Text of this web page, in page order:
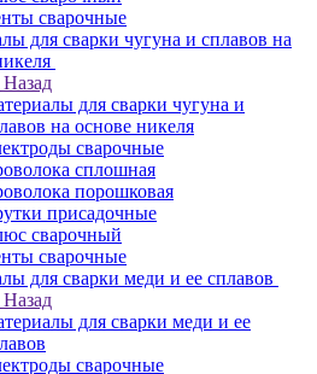
сварочные
для сварки чугуна и сплавов на
Назад
для сварки чугуна и
на основе никеля
сварочные
сплошная
порошковая
присадочные
сварочный
сварочные
для сварки меди и ее сплавов
Назад
для сварки меди и ее
сварочные